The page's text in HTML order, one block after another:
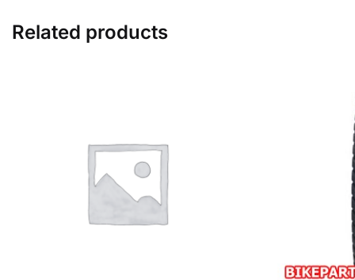
Related products